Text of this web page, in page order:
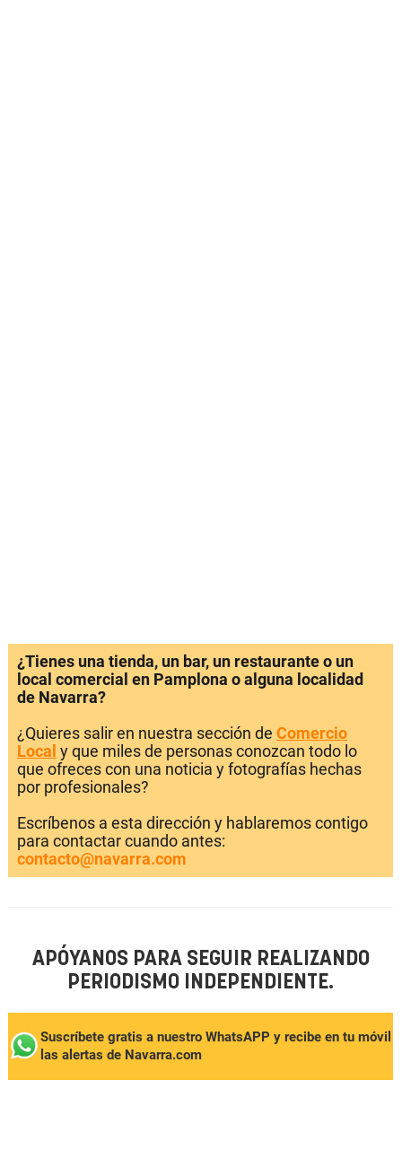
¿Tienes una tienda, un bar, un restaurante o un
local comercial en Pamplona o alguna localidad
de Navarra?
¿Quieres salir en nuestra sección de Comercio
Local y que miles de personas conozcan todo lo
que ofreces con una noticia y fotografías hechas
por profesionales?
Escríbenos a esta dirección y hablaremos contigo
para contactar cuando antes:
contacto@navarra.com
APÓYANOS PARA SEGUIR REALIZANDO
PERIODISMO INDEPENDIENTE.
Suscríbete gratis a nuestro WhatsAPP y recibe en tu móvil
las alertas de Navarra.com